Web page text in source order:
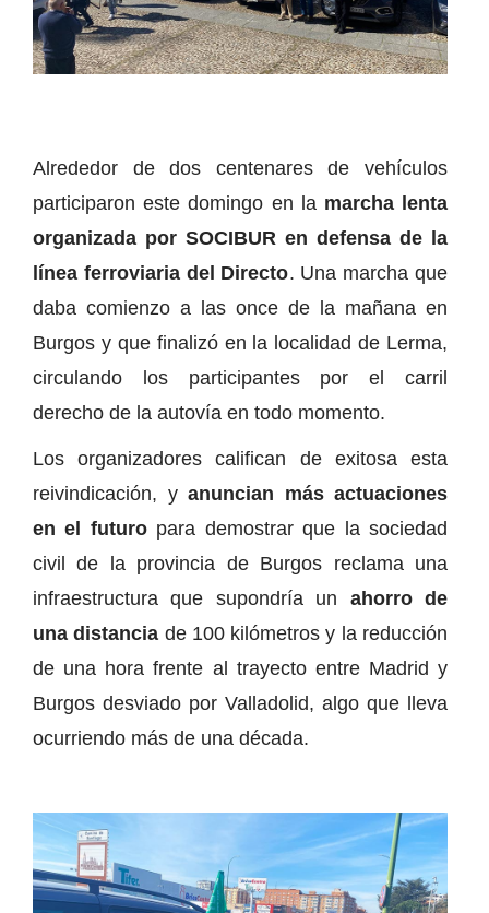
Alrededor de dos centenares de vehículos
participaron este domingo en la marcha lenta
organizada por SOCIBUR en defensa de la
línea ferroviaria del Directo. Una marcha que
daba comienzo a las once de la mañana en
Burgos y que finalizó en la localidad de Lerma,
circulando los participantes por el carril
derecho de la autovía en todo momento.
Los organizadores califican de exitosa esta
reivindicación, y anuncian más actuaciones
en el futuro para demostrar que la sociedad
civil de la provincia de Burgos reclama una
infraestructura que supondría un ahorro de
una distancia de 100 kilómetros y la reducción
de una hora frente al trayecto entre Madrid y
Burgos desviado por Valladolid, algo que lleva
ocurriendo más de una década.